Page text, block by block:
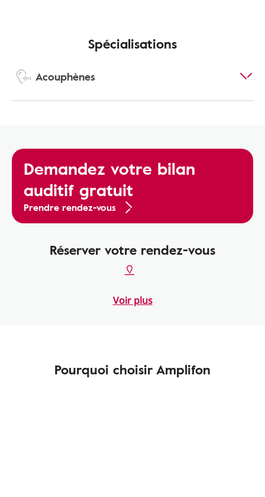
Spécialisations
Acouphènes
Demandez votre bilan
auditif gratuit
Prendre rendez-vous
Réserver votre rendez-vous
Voir plus
Pourquoi choisir Amplifon